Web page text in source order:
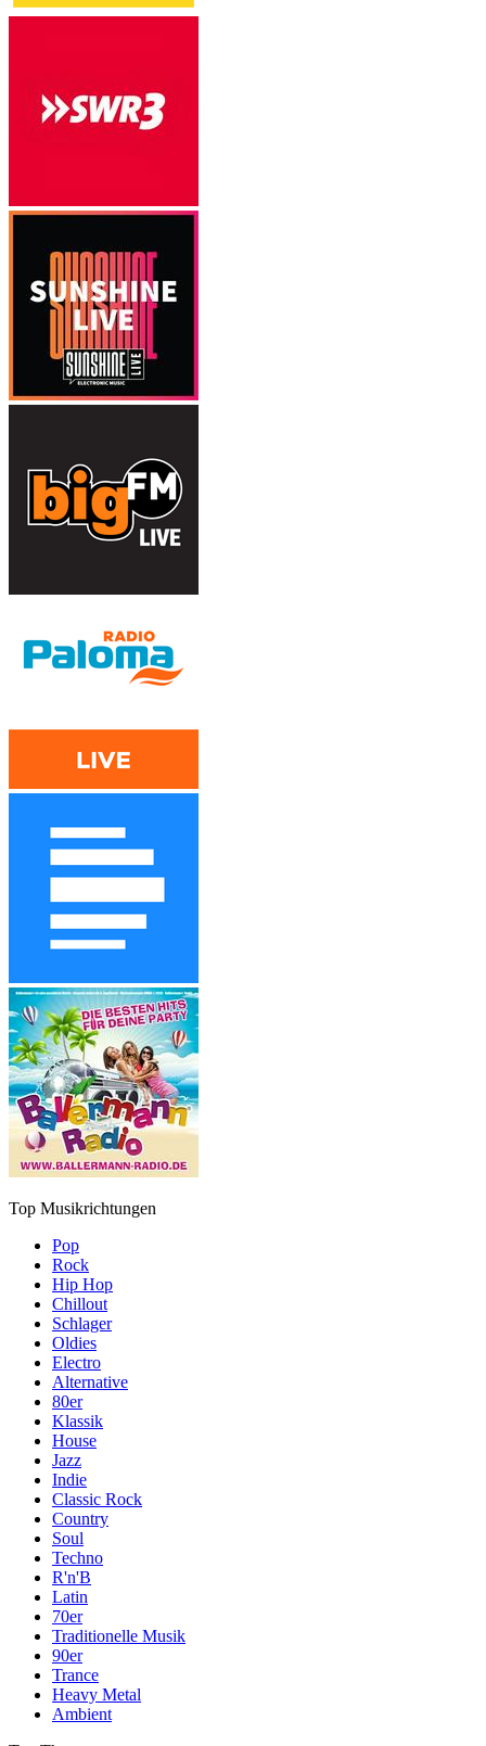
Top Musikrichtungen
Pop
Rock
Hip Hop
Chillout
Schlager
Oldies
Electro
Alternative
80er
Klassik
House
Jazz
Indie
Classic Rock
Country
Soul
Techno
R'n'B
Latin
70er
Traditionelle Musik
90er
Trance
Heavy Metal
Ambient